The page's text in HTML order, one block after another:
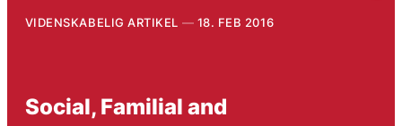
VIDENSKABELIG ARTIKEL 18. FEB 2016
Social, Familial and